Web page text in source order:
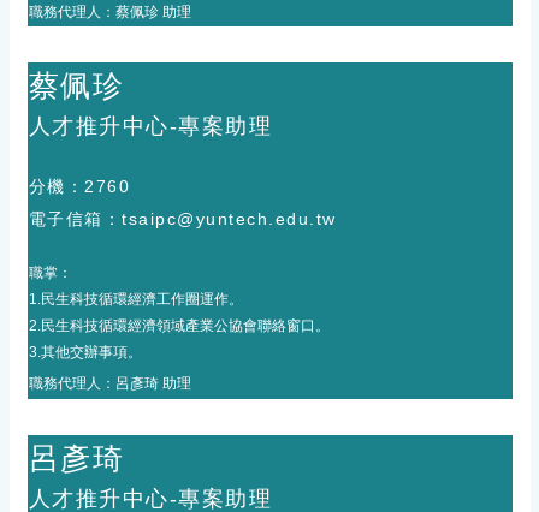
職務代理人： 蔡佩珍 助理
蔡佩珍
人才推升中心-專案助理
分機： 2760
電子信箱 ： tsaipc@yuntech.edu.tw
職掌：
1.民生科技循環經濟工作圈運作。
2.民生科技循環經濟領域產業公協會聯絡窗口。
3.其他交辦事項。
職務代理人： 呂彥琦 助理
呂彥琦
人才推升中心-專案助理